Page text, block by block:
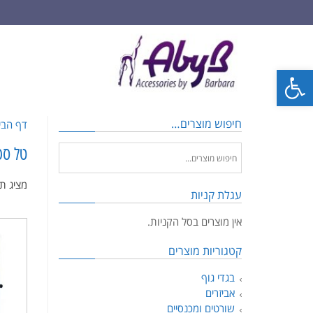
פתח סרגל נגישות
דף
טל
מציג
חיפוש מוצרים…
עגלת קניות
אין מוצרים בסל הקניות.
קטגוריות מוצרים
בגדי גוף
אביזרים
שורטים ומכנסיים